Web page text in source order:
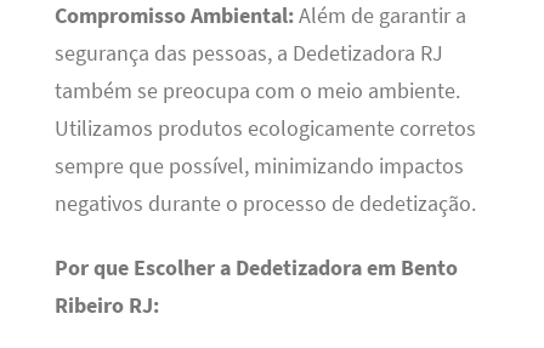
Compromisso Ambiental:Além de garantir a
segurança das pessoas, a Dedetizadora RJ
também se preocupa com o meio ambiente.
Utilizamos produtos ecologicamente corretos
sempre que possível, minimizando impactos
negativos durante o processo de dedetização.
Por que Escolher a Dedetizadora em Bento
Ribeiro RJ: